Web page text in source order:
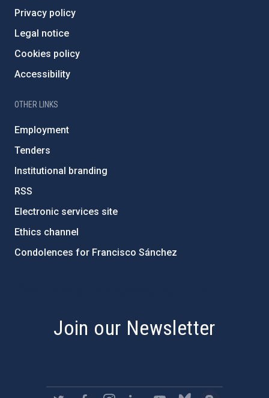
Privacy policy
Legal notice
Cookies policy
Accessibility
OTHER LINKS
Employment
Tenders
Institutional branding
RSS
Electronic services site
Ethics channel
Condolences for Francisco Sánchez
Join our Newsletter